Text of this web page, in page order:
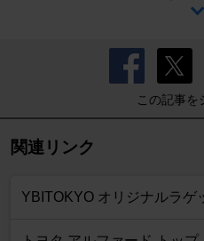
この記事を
関連リンク
YBITOKYO オリジナルラゲ